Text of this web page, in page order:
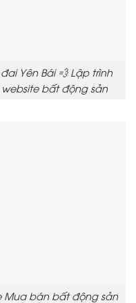
Yên Bái 💨 Lập trình
bất động sản
Mua bán bất động sản